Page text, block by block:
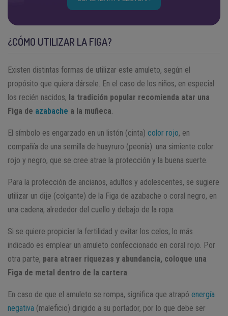
¿CÓMO UTILIZAR LA FIGA?
Existen distintas formas de utilizar este amuleto, según el
propósito que quiera dársele. En el caso de los niños, en especial
los recién nacidos, la tradición popular recomienda atar una
Figa de azabache a la muñeca
El símbolo es engarzado en un listón (cinta) color rojo, en
compañía de una semilla de huayruro (peonía): una simiente color
rojo y negro, que se cree atrae la protección y la buena suerte.
Para la protección de ancianos, adultos y adolescentes, se sugiere
utilizar un dije (colgante) de la Figa de azabache o coral negro, en
una cadena, alrededor del cuello y debajo de la ropa.
Si se quiere propiciar la fertilidad y evitar los celos, lo más
indicado es emplear un amuleto confeccionado en coral rojo. Por
otra parte, para atraer riquezas y abundancia, coloque una
Figa de metal dentro de la cartera
En caso de que el amuleto se rompa, significa que atrapó energía
negativa (maleficio) dirigido a su portador, por lo que debe ser